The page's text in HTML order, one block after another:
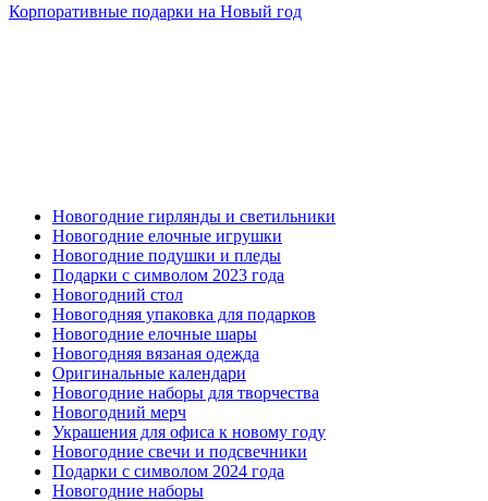
Корпоративные подарки на Новый год
Новогодние гирлянды и светильники
Новогодние елочные игрушки
Новогодние подушки и пледы
Подарки с символом 2023 года
Новогодний стол
Новогодняя упаковка для подарков
Новогодние елочные шары
Новогодняя вязаная одежда
Оригинальные календари
Новогодние наборы для творчества
Новогодний мерч
Украшения для офиса к новому году
Новогодние свечи и подсвечники
Подарки с символом 2024 года
Новогодние наборы